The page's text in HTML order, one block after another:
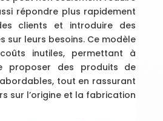
répondre plus rapidement
clients et introduire des
sur leurs besoins. Ce modèle
inutiles, permettant à
proposer des produits de
tout en rassurant
sur l’origine et la fabrication